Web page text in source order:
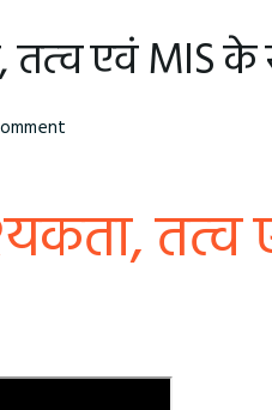
एवं MIS के
है?
आवश्‍यकता,